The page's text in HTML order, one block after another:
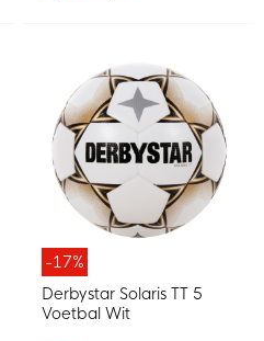
-17%
Derbystar Solaris TT 5
Voetbal Wit